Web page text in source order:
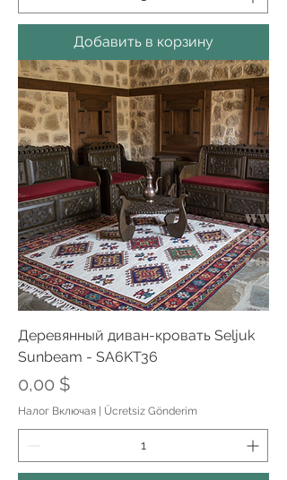
Добавить в корзину
Деревянный диван-кровать Seljuk
Sunbeam - SA6KT36
Цена
0,00 $
Налог Включая | Ücretsiz Gönderim